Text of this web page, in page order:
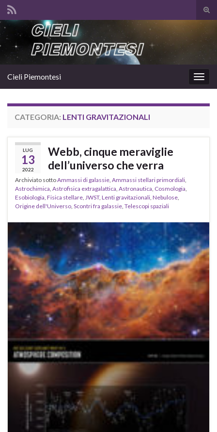
il
Search for:
la
Cieli Piemontesi
CATEGORIA: LENTI GRAVITAZIONALI
LUG
13
2022
Webb, cinque meraviglie
dell’universo che verra
Archiviato sottoAmmassi di galassie, Ammassi stellari primordiali,
Astrochimica, Astrofisica extragalattica, Astronautica, Cosmologia,
Esobiologia, Fisica stellare, JWST, Lenti gravitazionali, Nebulose,
Origine dell'Universo, Scontri fra galassie, Telescopi spaziali